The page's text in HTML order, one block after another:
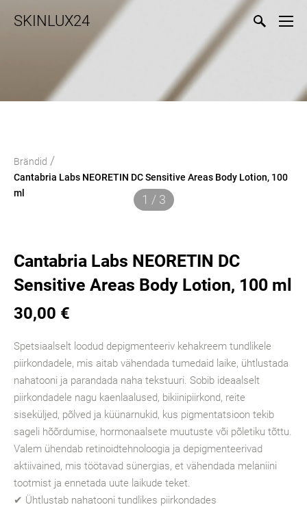
SKINLUX24
Brändid /
Cantabria Labs NEORETIN DC Sensitive Areas Body Lotion, 100
ml
1 / 3
Cantabria Labs NEORETIN DC
Sensitive Areas Body Lotion, 100 ml
30,00 €
Spetsiaalselt loodud depigmenteeriv kehakreem tundlikele
piirkondadele, mis aitab vähendada tumedaid laike, ühtlustada
nahatooni ja parandada naha tekstuuri. Sobib ideaalselt
piirkondadele nagu kaenlaalused, bikiinipiirkond, reite
siseküljed, põlved ja küünarnukid, kus pigmentatsioon tekib
sageli hõõrdumise, hormonaalsete muutuste või põletiku tõttu.
Valem ühendab retinoidtehnoloogia ja depigmenteerivad
aktiivained, mis töötavad sünergias, et vähendada melaniini
tootmist ja ennetada uute laikude teket.
✔ Ühtlustab nahatooni tundlikes piirkondades